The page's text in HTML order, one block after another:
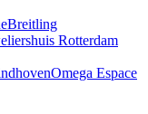
Breitling
Rotterdam
Omega Espace